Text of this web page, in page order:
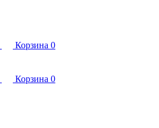
Корзина 0
Корзина 0